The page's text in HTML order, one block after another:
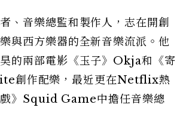
、音樂總監和製作人，志在開創
與西方樂器的全新音樂流派。他
的兩部電影《玉子》Okja和《寄
創作配樂，最近更在Netflix熱
戲》Squid Game中擔任音樂總